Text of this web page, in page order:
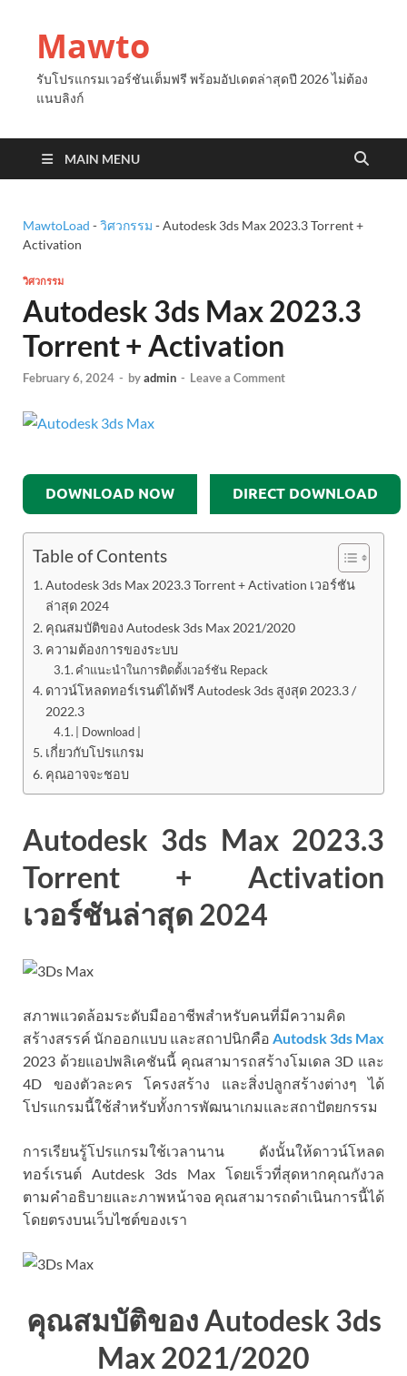
Mawto
รับโปรแกรมเวอร์ชันเต็มฟรี พร้อมอัปเดตล่าสุดปี 2026 ไม่ต้อง
แนบลิงก์
MAIN MENU
MawtoLoad -วิศวกรรม -Autodesk 3ds Max 2023.3 Torrent +
Activation
วิศวกรรม
Autodesk 3ds Max 2023.3
Torrent + Activation
February 6, 2024 - byadmin - Leave a Comment
DOWNLOAD NOW DIRECT DOWNLOAD
Table of Contents
Autodesk 3ds Max 2023.3 Torrent + Activation เวอร์ชัน
ล่าสุด 2024
คุณสมบัติของ Autodesk 3ds Max 2021/2020
ความต้องการของระบบ
คำแนะนำในการติดตั้งเวอร์ชัน Repack
ดาวน์โหลดทอร์เรนต์ได้ฟรี Autodesk 3ds สูงสุด 2023.3 /
2022.3
| Download |
เกี่ยวกับโปรแกรม
คุณอาจจะชอบ
Autodesk 3ds Max 2023.3
Torrent + Activation
เวอร์ชันล่าสุด 2024
สภาพแวดล้อมระดับมืออาชีพสำหรับคนที่มีความคิด
สร้างสรรค์ นักออกแบบ และสถาปนิกคือ Autodsk 3ds Max
2023 ด้วยแอปพลิเคชันนี้ คุณสามารถสร้างโมเดล 3D และ
4D ของตัวละคร โครงสร้าง และสิ่งปลูกสร้างต่างๆ ได้
โปรแกรมนี้ใช้สำหรับทั้งการพัฒนาเกมและสถาปัตยกรรม
การเรียนรู้โปรแกรมใช้เวลานาน ดังนั้นให้ดาวน์โหลด
ทอร์เรนต์ Autdesk 3ds Max โดยเร็วที่สุดหากคุณกังวล
ตามคำอธิบายและภาพหน้าจอ คุณสามารถดำเนินการนี้ได้
โดยตรงบนเว็บไซต์ของเรา
คุณสมบัติของ Autodesk 3ds
Max 2021/2020